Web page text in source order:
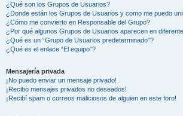
¿Qué son los Grupos de Usuarios?
¿Donde están los Grupos de Usuarios y como me puedo
¿Cómo me convierto en Responsable del Grupo?
¿Por qué algunos Grupos de Usuarios aparecen en
¿Qué es un “Grupo de Usuarios predeterminado”?
¿Qué es el enlace “El equipo”?
Mensajería privada
¡No puedo enviar un mensaje privado!
¡Recibo mensajes privados no deseados!
¡Recibí spam o correos maliciosos de alguien en este foro!